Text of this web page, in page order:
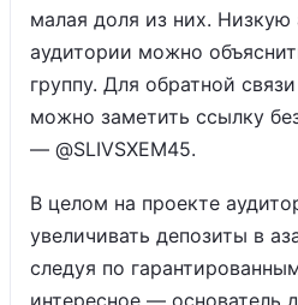
малая доля из них. Низкую
аудитории можно
группу. Для обратной
можно заметить ссылку
— @SLIVSXEM45.
В целом на проекте
увеличивать депозиты в
следуя по
интересное — основатель